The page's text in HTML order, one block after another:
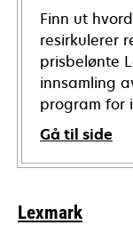
Finn ut
resirkulerer
prisbelønte
innsamling
program for
Gå til side
Lexmark